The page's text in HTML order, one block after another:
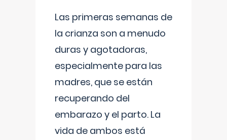
Las primeras semanas de
la crianza son a menudo
duras y agotadoras,
especialmente para las
madres, que se están
recuperando del
embarazo y el parto. La
vida de ambos está